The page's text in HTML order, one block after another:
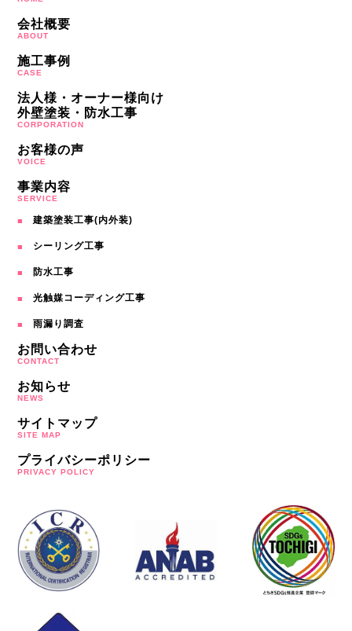
会社概要
ABOUT
施工事例
CASE
法人様・オーナー様向け
外壁塗装・防水工事
CORPORATION
お客様の声
VOICE
事業内容
SERVICE
建築塗装工事(内外装)
シーリング工事
防水工事
光触媒コーディング工事
雨漏り調査
お問い合わせ
CONTACT
お知らせ
NEWS
サイトマップ
SITE MAP
プライバシーポリシー
PRIVACY POLICY